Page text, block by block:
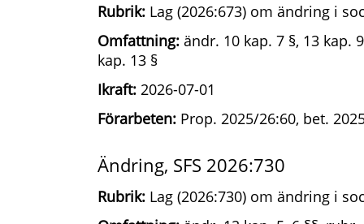
Rubrik: Lag (2026:673) om ändring i
Omfattning: ändr. 10 kap. 7 §, 13 kap.
kap. 13 §
Ikraft: 2026-07-01
Förarbeten: Prop. 2025/26:60, bet.
Ändring, SFS 2026:730
Rubrik: Lag (2026:730) om ändring i